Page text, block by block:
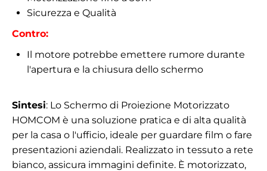
Sicurezza e Qualità
Contro:
Il motore potrebbe emettere rumore durante
l'apertura e la chiusura dello schermo
Sintesi: Lo Schermo di Proiezione Motorizzato
HOMCOM è una soluzione pratica e di alta qualità
per la casa o l'ufficio, ideale per guardare film o fare
presentazioni aziendali. Realizzato in tessuto a rete
bianco, assicura immagini definite. È motorizzato,